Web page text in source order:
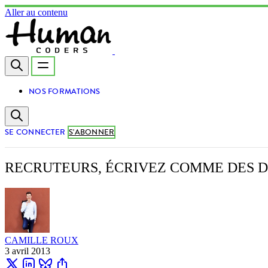
Aller au contenu
NOS FORMATIONS
SE CONNECTER S'ABONNER
RECRUTEURS, ÉCRIVEZ COMME DES
CAMILLE ROUX
3 avril 2013